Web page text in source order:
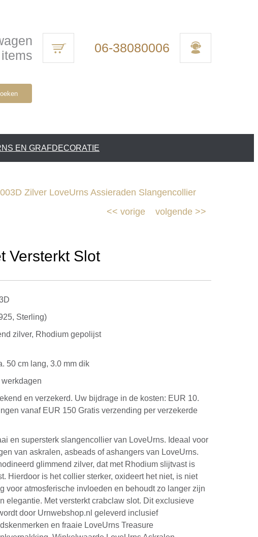
06-38080006
EN GRAFDECORATIE
Zilver LoveUrns Assieraden Slangencollier
volgende >>
<< vorige
Versterkt Slot
Sterling)
zilver, Rhodium gepolijst
50 cm lang, 3.0 mm dik
en verzekerd. Uw bijdrage in de kosten: EUR 10.
vanaf EUR 150 Gratis verzending per verzekerde
en supersterk slangencollier van LoveUrns. Ideaal voor
van askralen, asbeads of ashangers van LoveUrns.
glimmend zilver, dat met Rhodium slijtvast is
Hierdoor is het collier sterker, oxideert het niet, is niet
voor atmosferische invloeden en behoudt zo langer zijn
elegantie. Met versterkt crabclaw slot. Dit exclusieve
door Urnwebshop.nl geleverd inclusief
en fraaie LoveUrns Treasure